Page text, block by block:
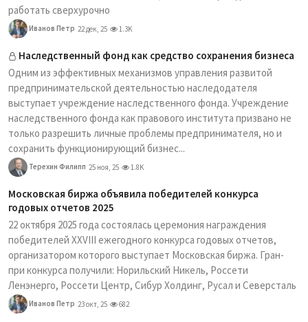
работать сверхурочно
Иванов Петр 22 дек, 25 1.3K
Наследственный фонд как средство сохранения бизнеса
Одним из эффективных механизмов управления развитой
предпринимательской деятельностью наследодателя
выступает учреждение наследственного фонда. Учреждение
наследственного фонда как правового института призвано не
только разрешить личные проблемы предпринимателя, но и
сохранить функционирующий бизнес...
Терехин Филипп 25 ноя, 25 1.8K
Московская биржа объявила победителей конкурса
годовых отчетов 2025
22 октября 2025 года состоялась церемония награждения
победителей XXVIII ежегодного конкурса годовых отчетов,
организатором которого выступает Московская биржа. Гран-
при конкурса получили: Норильский Никель, Россети
Ленэнерго, Россети Центр, Сибур Холдинг, Русал и Северсталь
Иванов Петр 23 окт, 25 682